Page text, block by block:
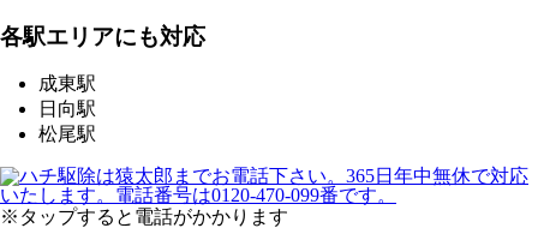
各駅エリアにも対応
成東駅
日向駅
松尾駅
※タップすると電話がかかります